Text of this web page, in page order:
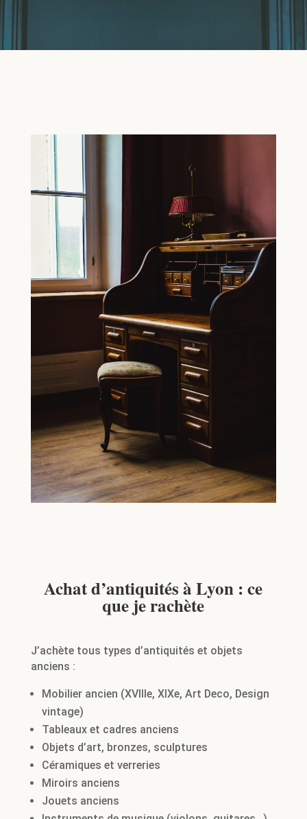
Achat d’antiquités à Lyon : ce
que je rachète
J’achète tous types d’antiquités et objets
anciens :
Mobilier ancien (XVIIIe, XIXe, Art Deco, Design
vintage)
Tableaux et cadres anciens
Objets d’art, bronzes, sculptures
Céramiques et verreries
Miroirs anciens
Jouets anciens